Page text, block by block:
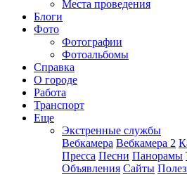
Места проведения
Блоги
Фото
Фотографии
Фотоальбомы
Справка
О городе
Работа
Транспорт
Еще
Экстренные службы
Вебкамера Вебкамера 2
Пресса Песни Панорамы
Объявления Сайты